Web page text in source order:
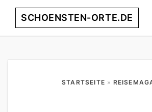
Skip
Skip
Skip
Skip
SCHOENSTEN-ORTE.DE
STARTSEITE »